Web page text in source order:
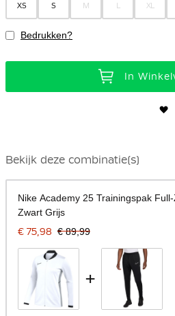
XS S M L XL
Bedrukken?
In
Bekijk deze combinatie(s)
Nike Academy 25 Trainingspak
Zwart Grijs
€ 75,98 € 89,99
+